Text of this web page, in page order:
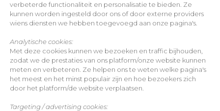
verbeterde functionaliteit en personalisatie te bieden. Ze
kunnen worden ingesteld door ons of door externe providers
wiens diensten we hebben toegevoegd aan onze pagina's.
Analytische cookies:
Met deze cookies kunnen we bezoeken en traffic bijhouden,
zodat we de prestaties van ons platform/onze website kunnen
meten en verbeteren. Ze helpen ons te weten welke pagina's
het meest en het minst populair zijn en hoe bezoekers zich
door het platform/de website verplaatsen.
Targeting / advertising cookies: